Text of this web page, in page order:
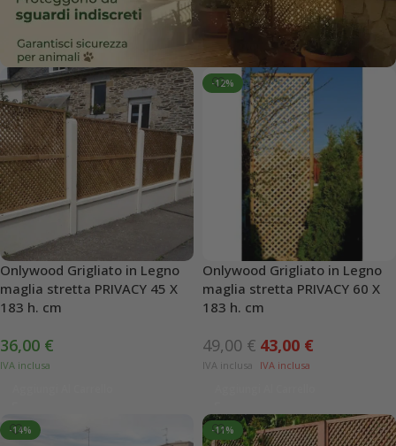
Onlywood Grigliato in Legno
maglia stretta PRIVACY 45 X
183 h. cm
36,00 €
-12%
Onlywood Grigliato in Legno
maglia stretta PRIVACY 60 X
183 h. cm
49,00 € 43,00 €
-14% -11%